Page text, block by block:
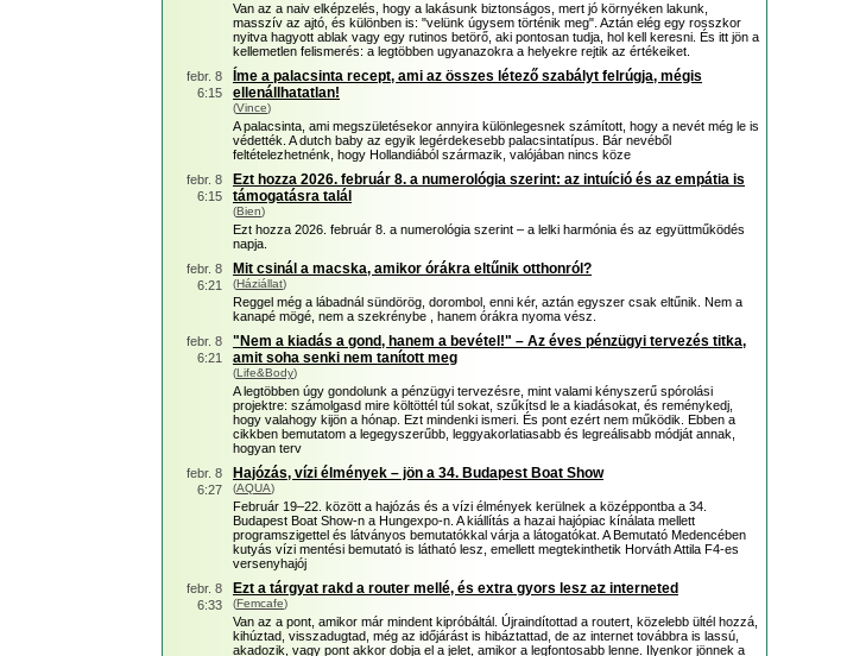
Van az a naiv elképzelés, hogy a lakásunk biztonságos, mert jó környéken lakunk,
masszív az ajtó, és különben is: "velünk úgysem történik meg". Aztán elég egy rosszkor
nyitva hagyott ablak vagy egy rutinos betörő, aki pontosan tudja, hol kell keresni. És itt jön a
kellemetlen felismerés: a legtöbben ugyanazokra a helyekre rejtik az értékeiket.
febr. 8
6:15
Íme a palacsinta recept, ami az összes létező szabályt felrúgja, mégis
ellenállhatatlan!
(Vince)
A palacsinta, ami megszületésekor annyira különlegesnek számított, hogy a nevét még le is
védették. A dutch baby az egyik legérdekesebb palacsintatípus. Bár nevéből
feltételezhetnénk, hogy Hollandiából származik, valójában nincs köze
febr. 8
6:15
Ezt hozza 2026. február 8. a numerológia szerint: az intuíció és az empátia is
támogatásra talál
(Bien)
Ezt hozza 2026. február 8. a numerológia szerint – a lelki harmónia és az együttműködés
napja.
febr. 8
6:21
Mit csinál a macska, amikor órákra eltűnik otthonról?
(Háziállat)
Reggel még a lábadnál sündörög, dorombol, enni kér, aztán egyszer csak eltűnik. Nem a
kanapé mögé, nem a szekrénybe , hanem órákra nyoma vész.
febr. 8
6:21
"Nem a kiadás a gond, hanem a bevétel!" – Az éves pénzügyi tervezés titka,
amit soha senki nem tanított meg
(Life&Body)
A legtöbben úgy gondolunk a pénzügyi tervezésre, mint valami kényszerű spórolási
projektre: számolgasd mire költöttél túl sokat, szűkítsd le a kiadásokat, és reménykedj,
hogy valahogy kijön a hónap. Ezt mindenki ismeri. És pont ezért nem működik. Ebben a
cikkben bemutatom a legegyszerűbb, leggyakorlatiasabb és legreálisabb módját annak,
hogyan terv
febr. 8
6:27
Hajózás, vízi élmények – jön a 34. Budapest Boat Show
(AQUA)
Február 19–22. között a hajózás és a vízi élmények kerülnek a középpontba a 34.
Budapest Boat Show-n a Hungexpo-n. A kiállítás a hazai hajópiac kínálata mellett
programszigettel és látványos bemutatókkal várja a látogatókat. A Bemutató Medencében
kutyás vízi mentési bemutató is látható lesz, emellett megtekinthetik Horváth Attila F4-es
versenyhajój
febr. 8
6:33
Ezt a tárgyat rakd a router mellé, és extra gyors lesz az interneted
(Femcafe)
Van az a pont, amikor már mindent kipróbáltál. Újraindítottad a routert, közelebb ültél hozzá,
kihúztad, visszadugtad, még az időjárást is hibáztattad, de az internet továbbra is lassú,
akadozik, vagy pont akkor dobja el a jelet, amikor a legfontosabb lenne. Ilyenkor jönnek a